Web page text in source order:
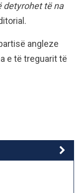
detyrohet të na
angleze
e të treguarit të